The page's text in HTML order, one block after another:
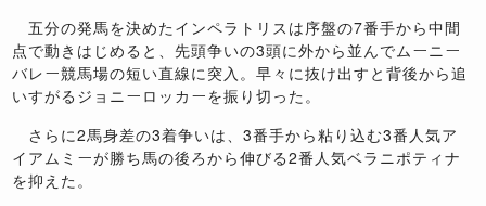
五分の発馬を決めたインペラトリスは序盤の7番手から中間
点で動きはじめると、先頭争いの3頭に外から並んでムーニー
バレー競馬場の短い直線に突入。早々に抜け出すと背後から追
いすがるジョニーロッカーを振り切った。
さらに2馬身差の3着争いは、3番手から粘り込む3番人気ア
イアムミーが勝ち馬の後ろから伸びる2番人気ベラニポティナ
を抑えた。